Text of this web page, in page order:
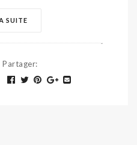
SUITE
Partager: